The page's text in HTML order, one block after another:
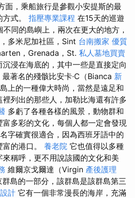
面，乘船旅行是參觀小安提斯的最
式。 指壓專業課程 在15天的巡遊
同的島嶼上，兩次在更大的地方，
多米尼加社區，Sint 台南搬家 優質
，Grenada，St. 私人墓地買賣
浸在海底的，其中一些是直接定向
最著名的殘骸比安卡·C（Bianca 新
上的一種偉大時尚，當然是遠足和
列出的那些人，加勒比海還有許多
多虧了各種各樣的風景，動物群和
多彩的文化，每個人都一定會發現
字確實很適合，因為西班牙語中的
的港口。 養老院 它也值得以多種
稱呼，更不用說該國的文化和美
維爾京戈爾達（Virgin 產後護理
島的一部分，該群島是該群島第三
計 它有一個非常漫長的海岸，充滿